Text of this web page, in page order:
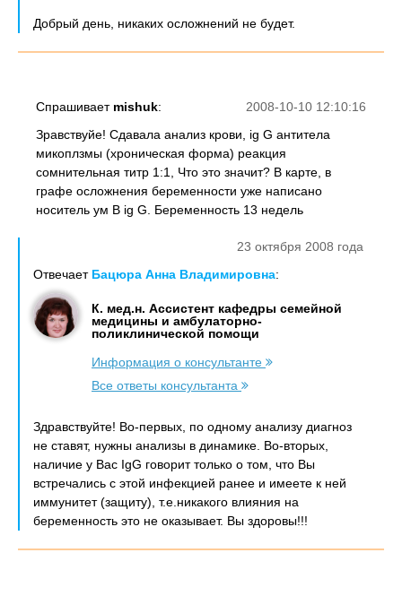
Добрый день, никаких осложнений не будет.
2008-10-10 12:10:16
Спрашивает mishuk:
Зравствуйе! Сдавала анализ крови, ig G антитела
микоплзмы (хроническая форма) реакция
сомнительная титр 1:1, Что это значит? В карте, в
графе осложнения беременности уже написано
носитель ум В ig G. Беременность 13 недель
23 октября 2008 года
Отвечает Бацюра Анна Владимировна:
К. мед.н. Ассистент кафедры семейной
медицины и амбулаторно-
поликлинической помощи
Информация о консультанте
Все ответы консультанта
Здравствуйте! Во-первых, по одному анализу диагноз
не ставят, нужны анализы в динамике. Во-вторых,
наличие у Вас IgG говорит только о том, что Вы
встречались с этой инфекцией ранее и имеете к ней
иммунитет (защиту), т.е.никакого влияния на
беременность это не оказывает. Вы здоровы!!!